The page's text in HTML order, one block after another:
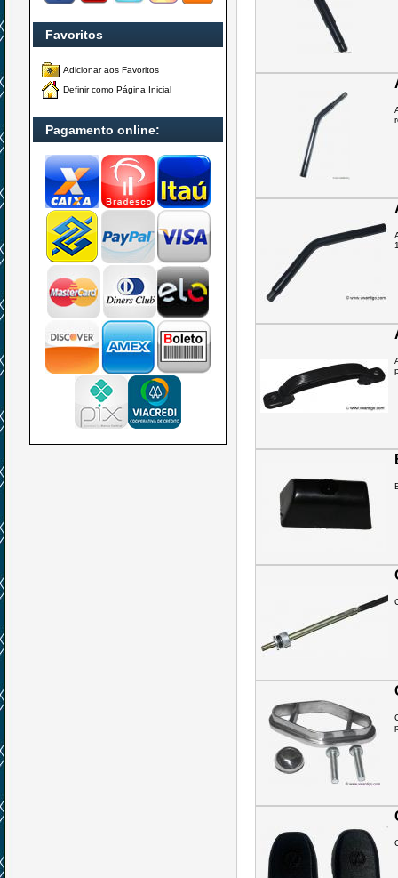
Favoritos
Adicionar aos Favoritos
Definir como Página Inicial
Pagamento online: